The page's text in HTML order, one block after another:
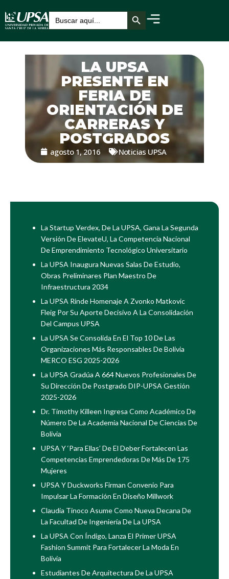
Buscar: Botón de búsqueda
LA UPSA
PRESENTE EN
FERIA DE
ORIENTACIÓN DE
CARRERAS Y
POSTGRADOS
agosto 1, 2016 Noticias UPSA
La Startup Verdex, De La UPSA, Gana La Segunda
Versión De ElevateU, La Competencia Nacional
De Emprendimiento Tecnológico Universitario
La UPSA Inaugura Nuevas Salas De Estudio,
Obras Preliminares Plan Maestro De
Infraestructura 2034
La UPSA Rinde Homenaje A Zvonko Matkovic
Fleig Por Su Aporte Decisivo A La Consolidación
Del Campus UPSA
La UPSA Se Consolida En El Top 10 De Las
Organizaciones Más Responsables De Bolivia
MERCO ESG 2025-2026
La UPSA Gradúa A 664 Nuevos Profesionales De
Su Dirección De Postgrado DIP-UPSA Gestión
2025-2026
Dr. Timothy Killeen Ingresa Como Académico De
Número De La Academia Nacional De Ciencias De
Bolivia
UPSA Y ‘Para Ellas’ De El Deber Fortalecen Las
Competencias Emprendedoras De Más De 175
Mujeres
UPSA Y Duckworks Firman Convenio Para
Impulsar La Formación En Diseño Millwork
Claudia Tinoco Asume Como Nueva Decana De
La Facultad De Ingeniería De La UPSA
La UPSA Con Índigo, Lanza El Primer UPSA
Fashion Summit Para Fortalecer La Moda En
Bolivia
Estudiantes De Arquitectura De La UPSA